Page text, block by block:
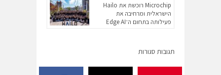
Microchip רוכשת את Hailo
הישראלית ומרחיבה את
פעילותה בתחום ה־Edge AI
תגובות סגורות